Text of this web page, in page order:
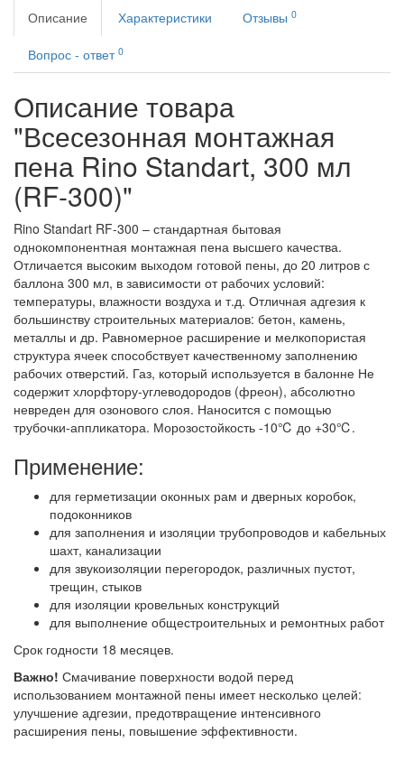
Описание
Характеристики Отзывы 0
Вопрос - ответ 0
Описание товара
"Всесезонная монтажная
пена Rino Standart, 300 мл
(RF-300)"
Rino Standart RF-300 – стандартная бытовая
однокомпонентная монтажная пена высшего качества.
Отличается высоким выходом готовой пены, до 20 литров с
баллона 300 мл, в зависимости от рабочих условий:
температуры, влажности воздуха и т.д. Отличная адгезия к
большинству строительных материалов: бетон, камень,
металлы и др. Равномерное расширение и мелкопористая
структура ячеек способствует качественному заполнению
рабочих отверстий. Газ, который используется в балонне Не
содержит хлорфтору-углеводородов (фреон), абсолютно
невреден для озонового слоя. Наносится с помощью
трубочки-аппликатора. Морозостойкость -10℃ до +30℃.
Применение:
для герметизации оконных рам и дверных коробок,
подоконников
для заполнения и изоляции трубопроводов и кабельных
шахт, канализации
для звукоизоляции перегородок, различных пустот,
трещин, стыков
для изоляции кровельных конструкций
для выполнение общестроительных и ремонтных работ
Срок годности 18 месяцев.
Важно! Смачивание поверхности водой перед
использованием монтажной пены имеет несколько целей:
улучшение адгезии, предотвращение интенсивного
расширения пены, повышение эффективности.